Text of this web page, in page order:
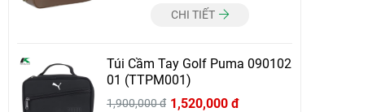
CHI TIẾT
Túi Cầm Tay Golf Puma 090102
01 (TTPM001)
1,900,000 đ 1,520,000 đ